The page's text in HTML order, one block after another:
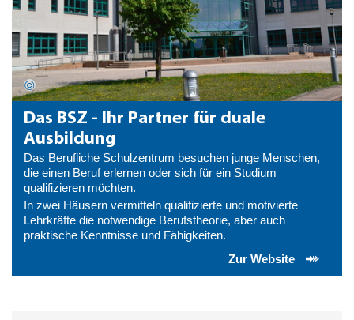
Das BSZ - Ihr Partner für duale
Ausbildung
Das Berufliche Schulzentrum besuchen junge Menschen,
die einen Beruf erlernen oder sich für ein Studium
qualifizieren möchten.
In zwei Häusern vermitteln qualifizierte und motivierte
Lehrkräfte die notwendige Berufstheorie, aber auch
praktische Kenntnisse und Fähigkeiten.
Zur Website